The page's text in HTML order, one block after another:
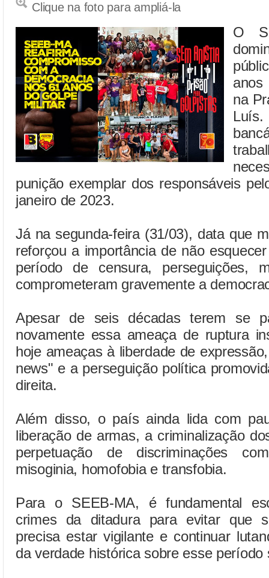
Clique na foto para ampliá-la
O
anos
na
punição exemplar dos responsáveis
janeiro de 2023.
Já na segunda-feira (31/03), data que
reforçou a importância de não
período de censura, perseguições,
comprometeram gravemente a
Apesar de seis décadas terem se
novamente essa ameaça de ruptura
hoje ameaças à liberdade de
news" e a perseguição política
direita.
Além disso, o país ainda lida com
liberação de armas, a criminalização
perpetuação de discriminações
misoginia, homofobia e transfobia.
Para o SEEB-MA, é fundamental
crimes da ditadura para evitar que
precisa estar vigilante e continuar
da verdade histórica sobre esse